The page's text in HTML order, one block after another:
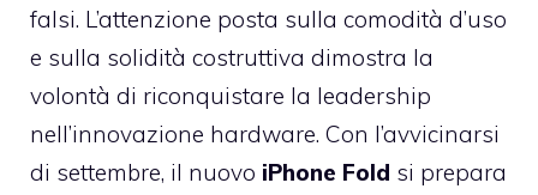
falsi. L’attenzione posta sulla comodità d’uso
e sulla solidità costruttiva dimostra la
volontà di riconquistare la leadership
nell’innovazione hardware. Con l’avvicinarsi
di settembre, il nuovo iPhone Fold si prepara